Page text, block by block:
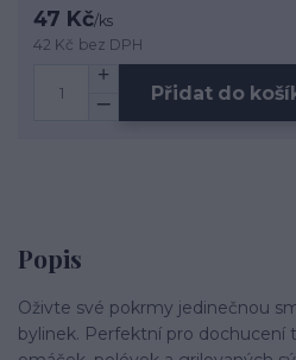
47 Kč/ks
42 Kč bez DPH
Přidat do
Popis
Oživte své pokrmy jedinečnou
bylinek. Perfektní pro dochucení